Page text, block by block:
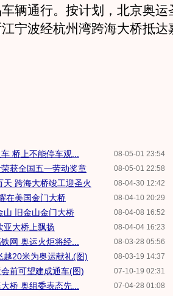
辆通行。按计划，北京奥运
宁波经杭州湾跨海大桥抵达
08-05-01 23:54
桥上不能停车观...
08-05-01 22:58
获全国五一劳动奖章
08-04-30 12:42
跨海大桥竣工迎圣火
08-04-10 20:29
在美国金门大桥
08-04-08 16:52
山 旧金山金门大桥
08-04-04 16:23
亚大桥上飘扬
08-03-28 05:56
网 奥运火炬将经...
08-03-19 14:37
越20米为奥运献礼(图)
07-10-19 02:31
前可望建成通车(图)
07-04-28 01:08
桥 奥组委表态先...